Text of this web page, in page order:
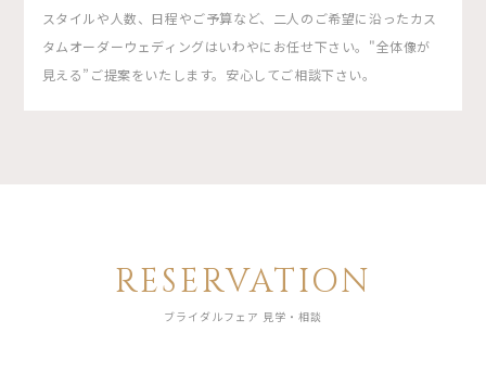
スタイルや人数、日程やご予算など、二人のご希望に沿ったカス
タムオーダーウェディングはいわやにお任せ下さい。"全体像が
見える”ご提案をいたします。安心してご相談下さい。
RESERVATION
ブライダルフェア 見学・相談